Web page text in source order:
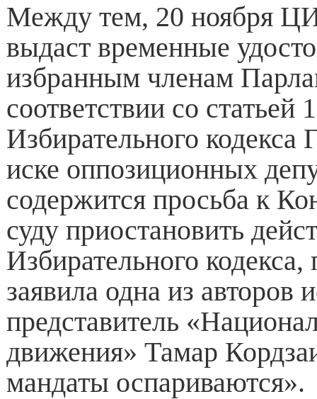
Между тем, 20 ноября
выдаст временные
избранным членам
соответствии со статьей
Избирательного кодекса
иске оппозиционных
содержится просьба к
суду приостановить
Избирательного кодекса,
заявила одна из авторов
представитель
движения» Тамар
мандаты оспариваются».